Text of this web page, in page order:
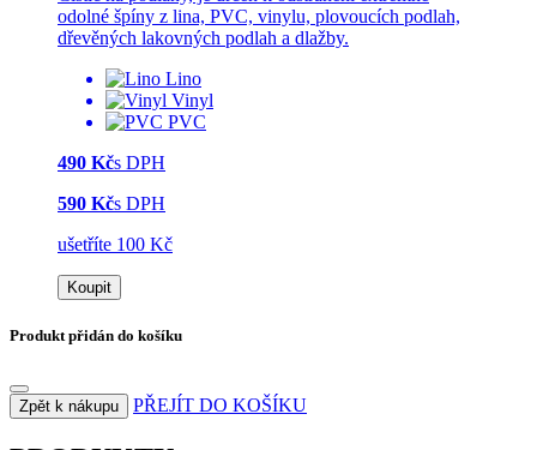
odolné špíny z lina, PVC, vinylu, plovoucích podlah,
dřevěných lakovných podlah a dlažby.
Lino
Vinyl
PVC
490 Kčs DPH
590 Kčs DPH
ušetříte 100 Kč
Koupit
Produkt přidán do košíku
Zpět k nákupu PŘEJÍT DO KOŠÍKU